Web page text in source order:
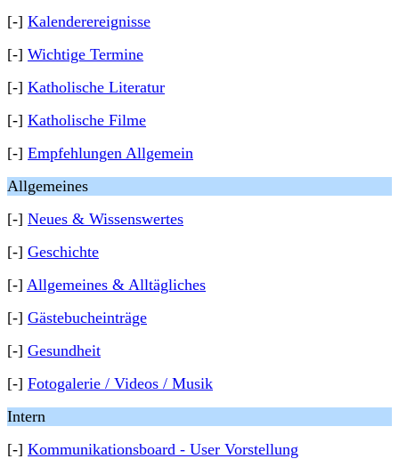
[-] Kalenderereignisse
[-] Wichtige Termine
[-] Katholische Literatur
[-] Katholische Filme
[-] Empfehlungen Allgemein
Allgemeines
[-] Neues & Wissenswertes
[-] Geschichte
[-] Allgemeines & Alltägliches
[-] Gästebucheinträge
[-] Gesundheit
[-] Fotogalerie / Videos / Musik
Intern
[-] Kommunikationsboard - User Vorstellung